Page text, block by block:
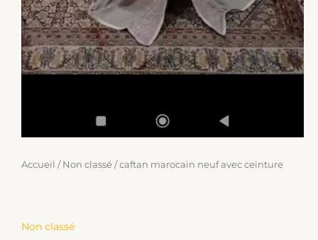
Accueil / Non classé / caftan marocain neuf avec ceinture
Non classé